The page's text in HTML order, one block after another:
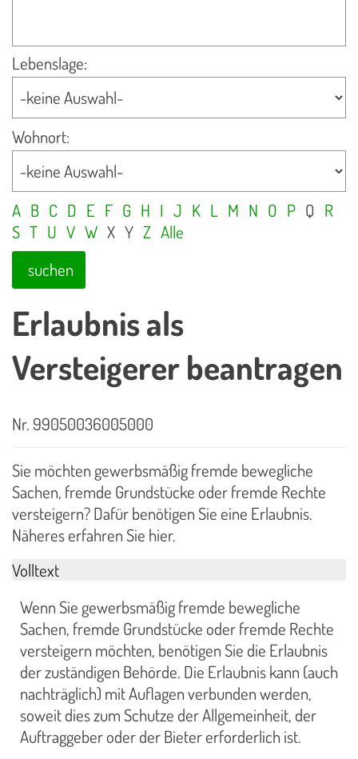
Lebenslage:
Wohnort:
A B C D E F G H I J K L M N O P Q R
S T U V W X Y Z Alle
suchen
Erlaubnis als
Versteigerer beantragen
Nr. 99050036005000
Sie möchten gewerbsmäßig fremde bewegliche
Sachen, fremde Grundstücke oder fremde Rechte
versteigern? Dafür benötigen Sie eine Erlaubnis.
Näheres erfahren Sie hier.
Volltext
Wenn Sie gewerbsmäßig fremde bewegliche
Sachen, fremde Grundstücke oder fremde Rechte
versteigern möchten, benötigen Sie die Erlaubnis
der zuständigen Behörde. Die Erlaubnis kann (auch
nachträglich) mit Auflagen verbunden werden,
soweit dies zum Schutze der Allgemeinheit, der
Auftraggeber oder der Bieter erforderlich ist.